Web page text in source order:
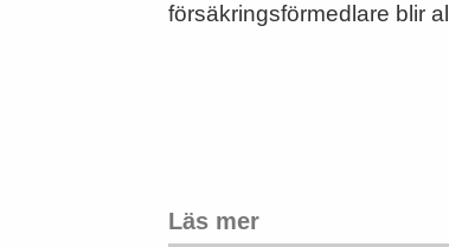
försäkringsförmedlare blir
Läs mer